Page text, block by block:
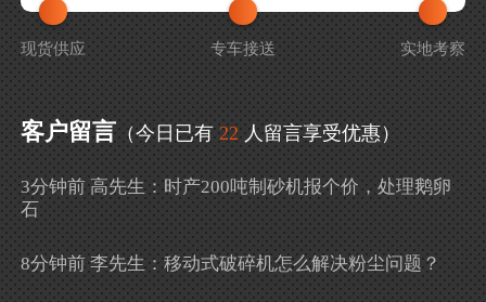
现货供应 专车接送 实地考察
客户留言 （今日已有 22 人留言享受优惠）
3分钟前 高先生：时产200吨制砂机报个价，处理鹅卵
石
8分钟前 李先生：移动式破碎机怎么解决粉尘问题？